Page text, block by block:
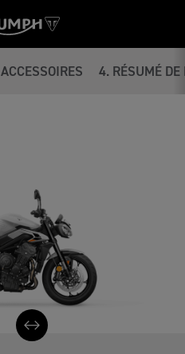
ACCESSOIRES 4. RÉSUMÉ DE